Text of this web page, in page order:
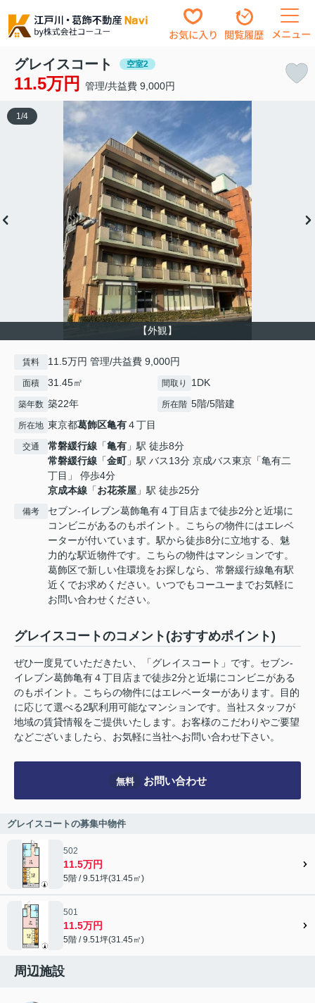
お気に入り 閲覧履歴 メニュー
グレイスコート 空室2
11.5万円 管理/共益費 9,000円
【外観】
1 /4
賃料 11.5万円 管理/共益費 9,000円
面積 31.45㎡ 間取り 1DK
築年数 築22年 所在階 5階/5階建
所在地 東京都葛飾区亀有４丁目
交通 常磐緩行線 「亀有 」駅 徒歩8分
常磐緩行線 「金町」駅 バス13分 京成バス東京「亀有二
丁目」 停歩4分
京成本線 「お花茶屋 」駅 徒歩25分
備考
セブン-イレブン葛飾亀有４丁目店まで徒歩2分と近場に
コンビニがあるのもポイント。こちらの物件にはエレベ
ーターが付いています。駅から徒歩8分に立地する、魅
力的な駅近物件です。こちらの物件はマンションです。
葛飾区で新しい住環境をお探しなら、常磐緩行線亀有駅
近くでお求めください。いつでもコーユーまでお気軽に
お問い合わせください。
グレイスコートのコメント(おすすめポイント)
ぜひ一度見ていただきたい、「グレイスコート」です。セブン-
イレブン葛飾亀有４丁目店まで徒歩2分と近場にコンビニがある
のもポイント。こちらの物件にはエレベーターがあります。目的
に応じて選べる2駅利用可能なマンションです。当社スタッフが
地域の賃貸情報をご提供いたします。お客様のこだわりやご要望
などございましたら、お気軽に当社へお問い合わせ下さい。
無料 お問い合わせ
グレイスコートの募集中物件
502
11.5万円
5階 / 9.51坪(31.45㎡)
501
11.5万円
5階 / 9.51坪(31.45㎡)
周辺施設